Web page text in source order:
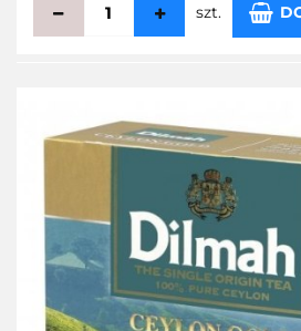
szt.